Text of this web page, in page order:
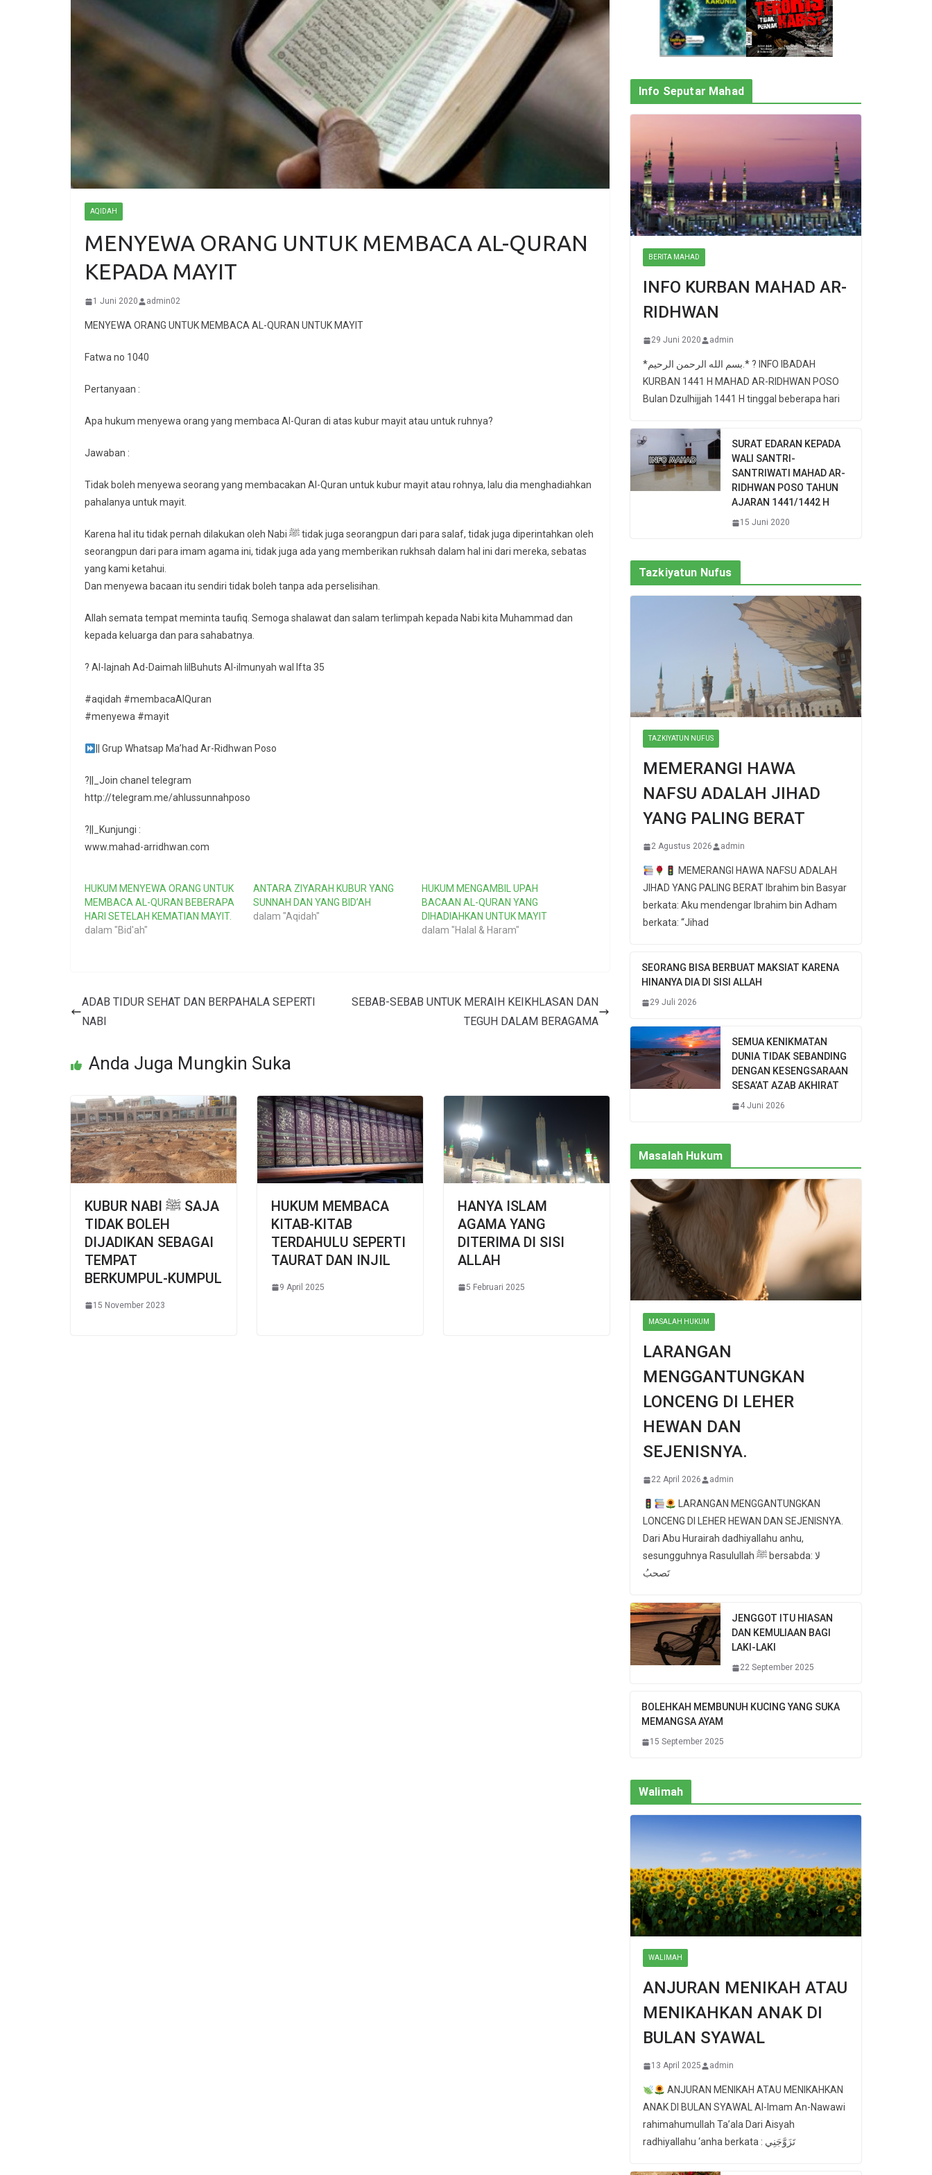
AQIDAH
MENYEWA ORANG UNTUK MEMBACA AL-QURAN
KEPADA MAYIT
1 Juni 2020 admin02
MENYEWA ORANG UNTUK MEMBACA AL-QURAN UNTUK MAYIT
Fatwa no 1040
Pertanyaan :
Apa hukum menyewa orang yang membaca Al-Quran di atas kubur mayit atau untuk ruhnya?
Jawaban :
Tidak boleh menyewa seorang yang membacakan Al-Quran untuk kubur mayit atau rohnya, lalu dia menghadiahkan
pahalanya untuk mayit.
Karena hal itu tidak pernah dilakukan oleh Nabi ﷺ tidak juga seorangpun dari para salaf, tidak juga diperintahkan oleh
seorangpun dari para imam agama ini, tidak juga ada yang memberikan rukhsah dalam hal ini dari mereka, sebatas
yang kami ketahui.
Dan menyewa bacaan itu sendiri tidak boleh tanpa ada perselisihan.
Allah semata tempat meminta taufiq. Semoga shalawat dan salam terlimpah kepada Nabi kita Muhammad dan
kepada keluarga dan para sahabatnya.
? Al-lajnah Ad-Daimah lilBuhuts Al-ilmunyah wal Ifta 35
#aqidah #membacaAlQuran
#menyewa #mayit
|| Grup Whatsap Ma’had Ar-Ridhwan Poso
?||_Join chanel telegram
http://telegram.me/ahlussunnahposo
?||_Kunjungi :
www.mahad-arridhwan.com
HUKUM MENYEWA ORANG UNTUK
MEMBACA AL-QURAN BEBERAPA
HARI SETELAH KEMATIAN MAYIT.
dalam "Bid'ah"
ANTARA ZIYARAH KUBUR YANG
SUNNAH DAN YANG BID’AH
dalam "Aqidah"
HUKUM MENGAMBIL UPAH
BACAAN AL-QURAN YANG
DIHADIAHKAN UNTUK MAYIT
dalam "Halal & Haram"
ADAB TIDUR SEHAT DAN BERPAHALA SEPERTI
NABI
SEBAB-SEBAB UNTUK MERAIH KEIKHLASAN DAN
TEGUH DALAM BERAGAMA
Anda Juga Mungkin Suka
KUBUR NABI ﷺ SAJA
TIDAK BOLEH
DIJADIKAN SEBAGAI
TEMPAT
BERKUMPUL-KUMPUL
15 November 2023
HUKUM MEMBACA
KITAB-KITAB
TERDAHULU SEPERTI
TAURAT DAN INJIL
9 April 2025
HANYA ISLAM
AGAMA YANG
DITERIMA DI SISI
ALLAH
5 Februari 2025
Info Seputar Mahad
BERITA MAHAD
INFO KURBAN MAHAD AR-
RIDHWAN
29 Juni 2020 admin
*بسم الله الرحمن الرحيم.* ? INFO IBADAH
KURBAN 1441 H MAHAD AR-RIDHWAN POSO
Bulan Dzulhijjah 1441 H tinggal beberapa hari
SURAT EDARAN KEPADA
WALI SANTRI-
SANTRIWATI MAHAD AR-
RIDHWAN POSO TAHUN
AJARAN 1441/1442 H
15 Juni 2020
Tazkiyatun Nufus
TAZKIYATUN NUFUS
MEMERANGI HAWA
NAFSU ADALAH JIHAD
YANG PALING BERAT
2 Agustus 2026 admin
MEMERANGI HAWA NAFSU ADALAH
JIHAD YANG PALING BERAT Ibrahim bin Basyar
berkata: Aku mendengar Ibrahim bin Adham
berkata: “Jihad
SEORANG BISA BERBUAT MAKSIAT KARENA
HINANYA DIA DI SISI ALLAH
29 Juli 2026
SEMUA KENIKMATAN
DUNIA TIDAK SEBANDING
DENGAN KESENGSARAAN
SESA’AT AZAB AKHIRAT
4 Juni 2026
Masalah Hukum
MASALAH HUKUM
LARANGAN
MENGGANTUNGKAN
LONCENG DI LEHER
HEWAN DAN
SEJENISNYA.
22 April 2026 admin
LARANGAN MENGGANTUNGKAN
LONCENG DI LEHER HEWAN DAN SEJENISNYA.
Dari Abu Hurairah dadhiyallahu anhu,
sesungguhnya Rasulullah ﷺ bersabda: لا
تَصحبُ
JENGGOT ITU HIASAN
DAN KEMULIAAN BAGI
LAKI-LAKI
22 September 2025
BOLEHKAH MEMBUNUH KUCING YANG SUKA
MEMANGSA AYAM
15 September 2025
Walimah
WALIMAH
ANJURAN MENIKAH ATAU
MENIKAHKAN ANAK DI
BULAN SYAWAL
13 April 2025 admin
ANJURAN MENIKAH ATAU MENIKAHKAN
ANAK DI BULAN SYAWAL Al-Imam An-Nawawi
rahimahumullah Ta’ala Dari Aisyah
radhiyallahu ‘anha berkata : تَزَوَّجَنِي